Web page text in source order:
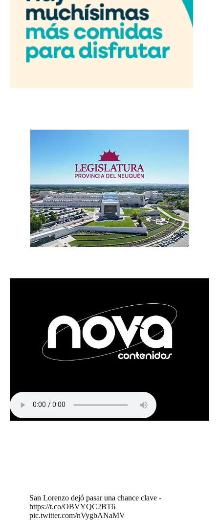
San Lorenzo dejó pasar una chance clave -
https://t.co/OBVYQC2BT6
pic.twitter.com/nVygbANaMV